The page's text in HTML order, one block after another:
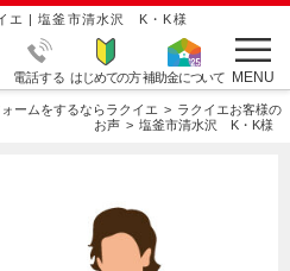
エ | 塩釜市清水沢 K・K様
電話する はじめての方補助金について MENU
ームをするならラクイエ
ラクイエお客様の
お声
塩釜市清水沢 K・K様